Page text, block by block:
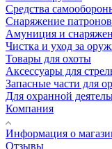
Средства
Снаряжение патронов
Амуниция и
Чистка и уход за
Товары для охоты
Аксессуары для
Запасные части для
Для охранной
Компания
Информация о
Отзывы